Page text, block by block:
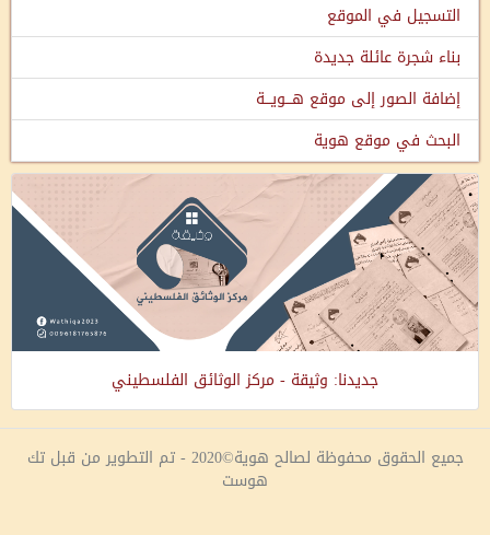
التسجيل في الموقع
بناء شجرة عائلة جديدة
إضافة الصور إلى موقع هـــويـــة
البحث في موقع هوية
جديدنا: وثيقة - مركز الوثائق الفلسطيني
جميع الحقوق محفوظة لصالح هوية©2020 - تم التطوير من قبل تك
هوست